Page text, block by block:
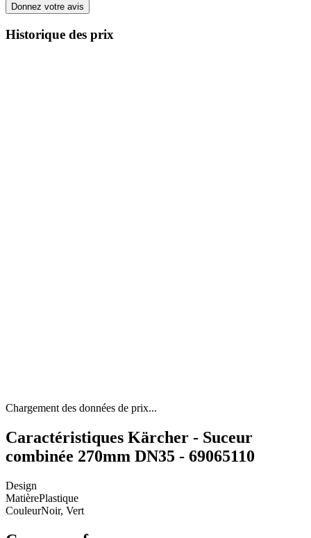
Donnez votre avis
Historique des prix
Chargement des données de prix...
Caractéristiques Kärcher - Suceur
combinée 270mm DN35 - 69065110
Design
MatièrePlastique
CouleurNoir, Vert